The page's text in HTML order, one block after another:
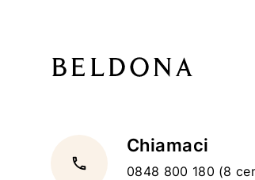
local_phone
Chiamaci
0848 800 180 (8